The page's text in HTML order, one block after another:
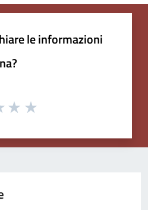
le informazioni